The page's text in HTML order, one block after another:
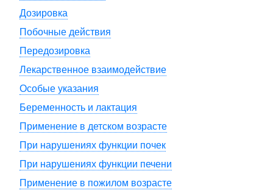
Дозировка
Побочные действия
Передозировка
Лекарственное взаимодействие
Особые указания
Беременность и лактация
Применение в детском возрасте
При нарушениях функции почек
При нарушениях функции печени
Применение в пожилом возрасте